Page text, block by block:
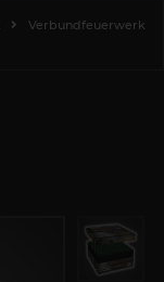
Verbundfeuerwerk